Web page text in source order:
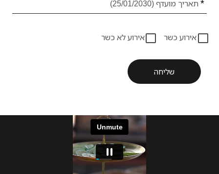
מלאו
טופס
אירוע כשר אירוע לא כשר